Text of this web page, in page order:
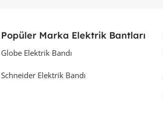
Popüler Marka Elektrik Bantları
Globe Elektrik Bandı
Schneider Elektrik Bandı